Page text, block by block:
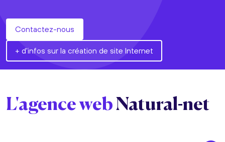
Contactez-nous
+ d'infos sur la création de site Internet
L'agence webNatural-net